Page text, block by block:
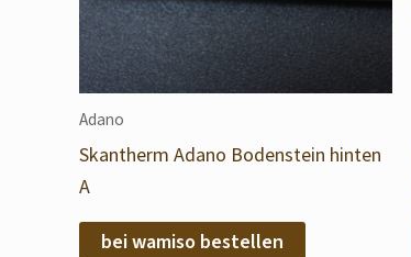
Adano
Skantherm Adano Bodenstein hinten
A
bei wamiso bestellen